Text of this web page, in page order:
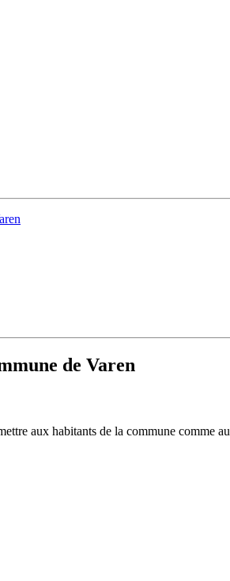
de Varen
aux habitants de la commune comme